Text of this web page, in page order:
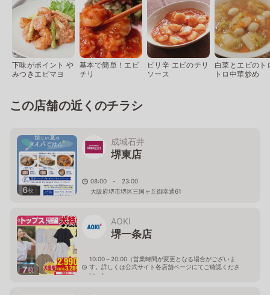
下味がポイント や
みつきエビマヨ
基本で簡単！エビ
チリ
ピリ辛 エビのチリ
ソース
白菜とエビのト
トロ中華炒め
この店舗の近くのチラシ
6枚
成城石井
堺東店
08:00 - 23:00
大阪府堺市堺区三国ヶ丘御幸通61
7枚
AOKI
堺一条店
10:00～20:00（営業時間が変更となる場合がございま
す。詳しくは公式サイト各店舗ページにてご確認くださ
い。）